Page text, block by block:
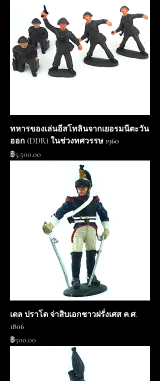
ทหารของเล่นอีสโทลินจากเยอรมนีตะวัน
ออก (DDR) ในช่วงทศวรรษ 1960
ราคา
฿3,500.00
เดล ปราโด จ่าสิบเอกชาวฝรั่งเศส ค.ศ.
1806
ราคา
฿500.00